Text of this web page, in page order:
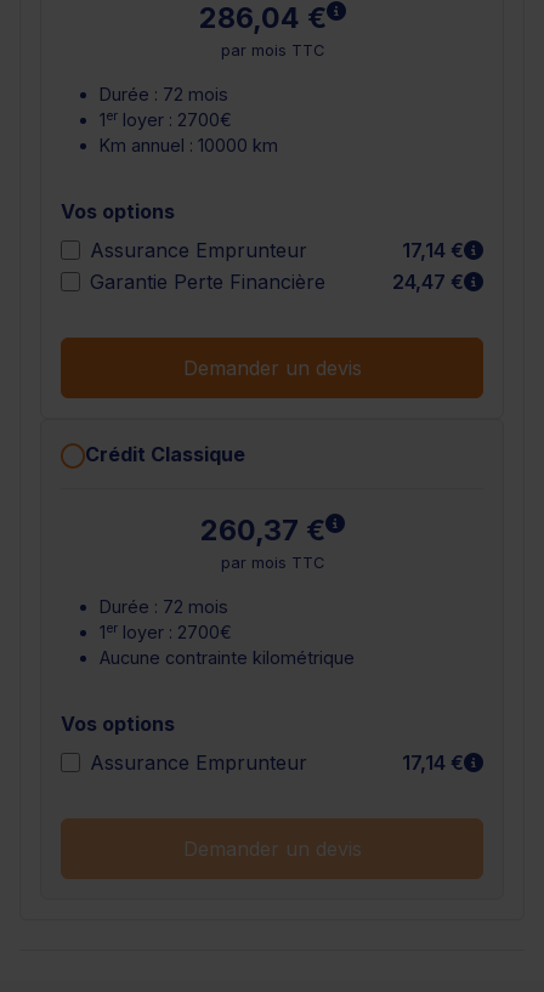
286,04 € En savoir plus
par mois TTC
Durée : 72 mois
1er loyer : 2700€
Km annuel : 10000 km
Vos options
Assurance Emprunteur
17,14 €
En
Garantie Perte Financière
24,47 € En
Demander un devis
Crédit Classique
260,37 € En savoir plus
par mois TTC
Durée : 72 mois
1er loyer : 2700€
Aucune contrainte kilométrique
Vos options
Assurance Emprunteur
17,14 € En
Demander un devis